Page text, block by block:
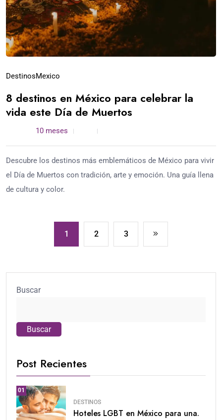
DestinosMexico
8 destinos en México para celebrar la
vida este Día de Muertos
10 meses
Descubre los destinos más emblemáticos de México para vivir
el Día de Muertos con tradición, arte y emoción. Una guía llena
de cultura y color.
1 2 3
Buscar
Buscar
Post Recientes
01
DESTINOS
Hoteles LGBT en México para una.